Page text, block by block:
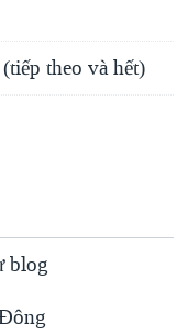
theo và hết)
blog